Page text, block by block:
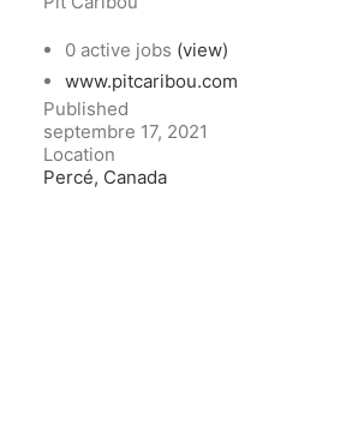
0 active jobs (view)
www.pitcaribou.com
Published
septembre 17, 2021
Location
Percé, Canada